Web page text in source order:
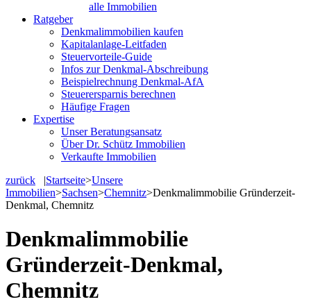
alle Immobilien
Ratgeber
Denkmalimmobilien kaufen
Kapitalanlage-Leitfaden
Steuervorteile-Guide
Infos zur Denkmal-Abschreibung
Beispielrechnung Denkmal-AfA
Steuerersparnis berechnen
Häufige Fragen
Expertise
Unser Beratungsansatz
Über Dr. Schütz Immobilien
Verkaufte Immobilien
zurück |Startseite>Unsere
Immobilien>Sachsen>Chemnitz>Denkmalimmobilie Gründerzeit-
Denkmal, Chemnitz
Denkmalimmobilie
Gründerzeit-Denkmal,
Chemnitz